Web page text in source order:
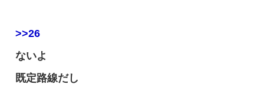
>>26
ないよ
既定路線だし